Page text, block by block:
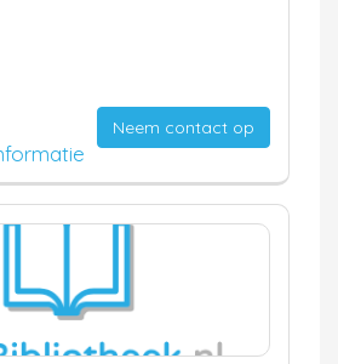
Neem contact op